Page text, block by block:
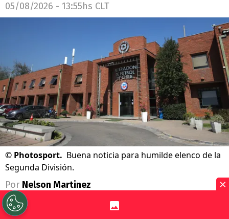
05/08/2026 - 13:55hs CLT
© Photosport. Buena noticia para humilde elenco de la
Segunda División.
Por Nelson Martinez ×